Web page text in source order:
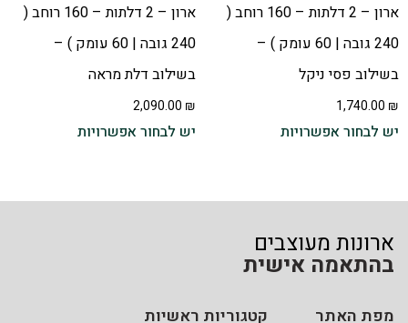
ארון – 2 דלתות – 160 רוחב (
240 גובה | 60 עומק ) –
בשילוב פסי ניקל
1,740.00 ₪
יש לבחור אפשרויות
ארון – 2 דלתות – 160 רוחב (
240 גובה | 60 עומק ) –
בשילוב דלת מראה
2,090.00 ₪
יש לבחור אפשרויות
ארונות מעוצבים
בהתאמה אישית
מפת האתר קטגוריות ראשיות